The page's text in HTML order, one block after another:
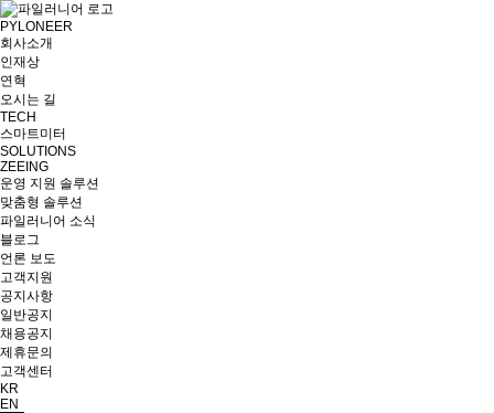
PYLONEER
회사소개
인재상
연혁
오시는 길
TECH
스마트미터
SOLUTIONS
ZEEING
운영 지원 솔루션
맞춤형 솔루션
파일러니어 소식
블로그
언론 보도
고객지원
공지사항
일반공지
채용공지
제휴문의
고객센터
KR
EN